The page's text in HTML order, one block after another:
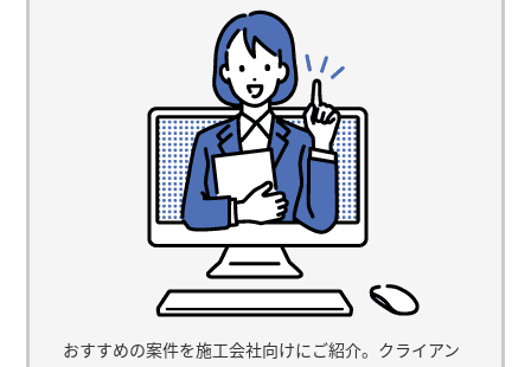
おすすめの案件を施工会社向けにご紹介。クライアン